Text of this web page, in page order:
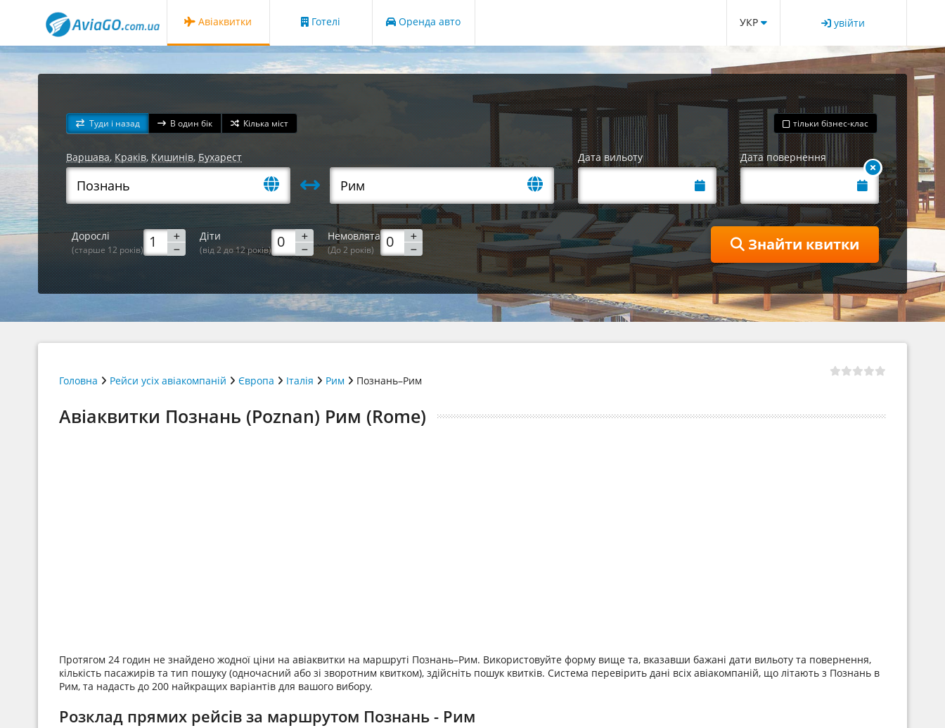
Авіаквитки Готелі Оренда авто УКР увійти
Туди і назад В один бік Кілька міст тільки бізнес-клас
Варшава, Краків, Кишинів, Бухарест Дата вильоту Дата повернення
Дорослі
(старше 12 років)
Діти
(від 2 до 12 років)
Немовлята
(До 2 років) Знайти квитки
Головна Рейси усіх авіакомпаній Європа Італія Рим Познань–Рим
Авіаквитки Познань (Poznan) Рим (Rome)
Протягом 24 годин не знайдено жодної ціни на авіаквитки на маршруті Познань–Рим. Використовуйте форму вище та, вказавши бажані дати вильоту та повернення,
кількість пасажирів та тип пошуку (одночасний або зі зворотним квитком), здійсніть пошук квитків. Система перевірить дані всіх авіакомпаній, що літають з Познань в
Рим, та надасть до 200 найкращих варіантів для вашого вибору.
Розклад прямих рейсів за маршрутом Познань - Рим